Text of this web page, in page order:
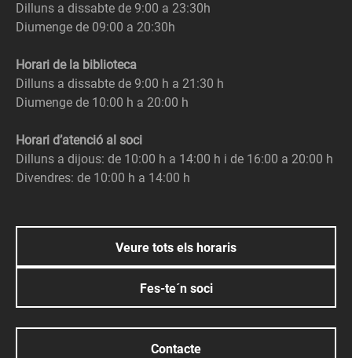
Dilluns a dissabte de 9:00 a 23:30h
Diumenge de 09:00 a 20:30h
Horari de la biblioteca
Dilluns a dissabte de 9:00 h a 21:30 h
Diumenge de 10:00 h a 20:00 h
Horari d’atenció al soci
Dilluns a dijous: de 10:00 h a 14:00 h i de 16:00 a 20:00 h
Divendres: de 10:00 h a 14:00 h
Veure tots els horaris
Fes-te´n soci
Contacte